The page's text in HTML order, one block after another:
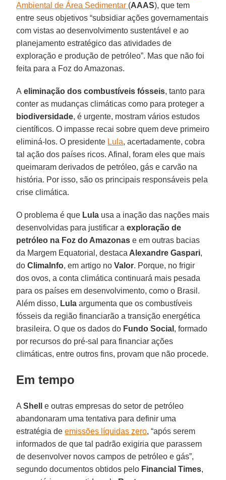
Ambiental de Área Sedimentar (AAAS), que tem
entre seus objetivos “subsidiar ações governamentais
com vistas ao desenvolvimento sustentável e ao
planejamento estratégico das atividades de
exploração e produção de petróleo”. Mas que não foi
feita para a Foz do Amazonas.
A eliminação dos combustíveis fósseis, tanto para
conter as mudanças climáticas como para proteger a
biodiversidade, é urgente, mostram vários estudos
científicos. O impasse recai sobre quem deve primeiro
eliminá-los. O presidente Lula, acertadamente, cobra
tal ação dos países ricos. Afinal, foram eles que mais
queimaram derivados de petróleo, gás e carvão na
história. Por isso, são os principais responsáveis pela
crise climática.
O problema é que Lula usa a inação das nações mais
desenvolvidas para justificar aexploração de
petróleo na Foz do Amazonas e em outras bacias
da Margem Equatorial, destaca Alexandre Gaspari,
doClimaInfo, em artigo noValor. Porque, no frigir
dos ovos, a conta climática continuará mais pesada
para os países em desenvolvimento, como o Brasil.
Além disso, Lula argumenta que os combustíveis
fósseis da região financiarão a transição energética
brasileira. O que os dados do Fundo Social , formado
por recursos do pré-sal para financiar ações
climáticas, entre outros fins, provam que não procede.
Em tempo
AShell
e outras empresas do setor de petróleo
abandonaram uma tentativa para definir uma
estratégia deemissões líquidas zero, “após serem
informados de que tal padrão exigiria que parassem
de desenvolver novos campos de petróleo e gás”,
segundo documentos obtidos pelo Financial Times,